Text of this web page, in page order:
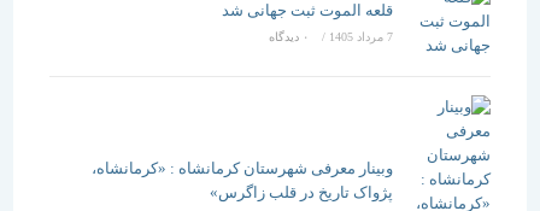
قلعه الموت ثبت جهانی شد
/ ۰ دیدگاه
وبینار معرفی شهرستان کرمانشاه : «کرمانشاه،
پژواک تاریخ در قلب زاگرس»